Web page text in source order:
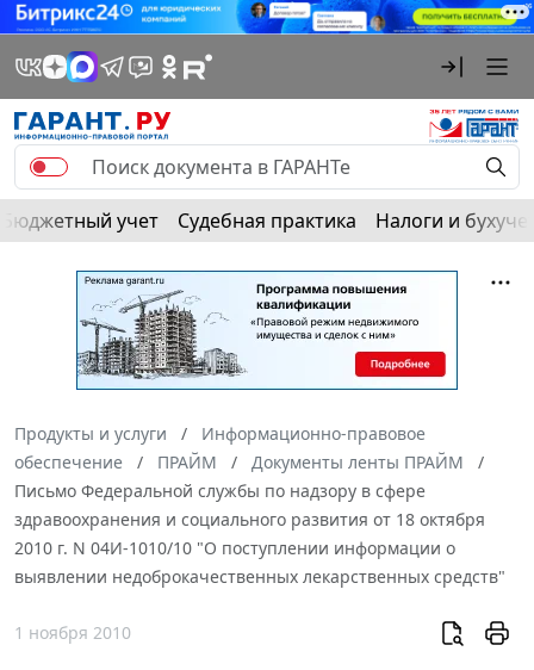
Бюджетный учет Судебная практика Налоги и
Продукты и услуги
Информационно-правовое
обеспечение
ПРАЙМ
Документы ленты ПРАЙМ
Письмо Федеральной службы по надзору в сфере
здравоохранения и социального развития от 18 октября
2010 г. N 04И-1010/10 "О поступлении информации о
выявлении недоброкачественных лекарственных средств"
1 ноября 2010